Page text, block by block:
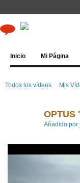
Inicio Mi Página
Todos los vídeos Mis
OPTUS
Añadido por